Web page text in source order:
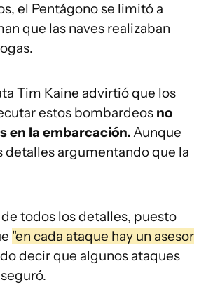
el Pentágono se limitó a
que las naves realizaban
Tim Kaine advirtió que los
estos bombardeos no
en la embarcación.Aunque
detalles argumentando que la
todos los detalles, puesto
"en cada ataque hay un asesor
decir que algunos ataques